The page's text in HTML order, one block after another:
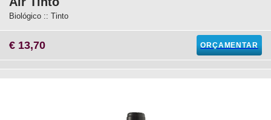
Biológico :: Tinto
€ 13,70 ORÇAMENTAR